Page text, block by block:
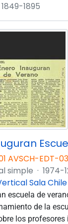
1895
AVSCH-EDT-
simple · 1974-
Sala Chile
escuela de
de la
los profesores